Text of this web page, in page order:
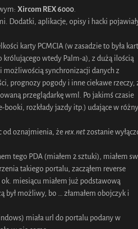
Xircom REX 6000.
Dodatki, aplikacje, opisy i hacki
karty PCMCIA (w zasadzie to była
wtedy Palm-a), z dużą ilością
synchronizacji danych z
prognozy pogody i inne ciekawe rzeczy,
przeglądarkę wml. Po jakimś czasie
rozkłady jazdy itp.) udające w różny
od oznajmienia, że rex.netzostanie
tego PDA (miałem 2 sztuki), miałem
takiego portalu, zacząłem reverse
miesiącu miałem już podstawową
możliwy, bo … złamałem obojczyk i
miała url do portalu podany w